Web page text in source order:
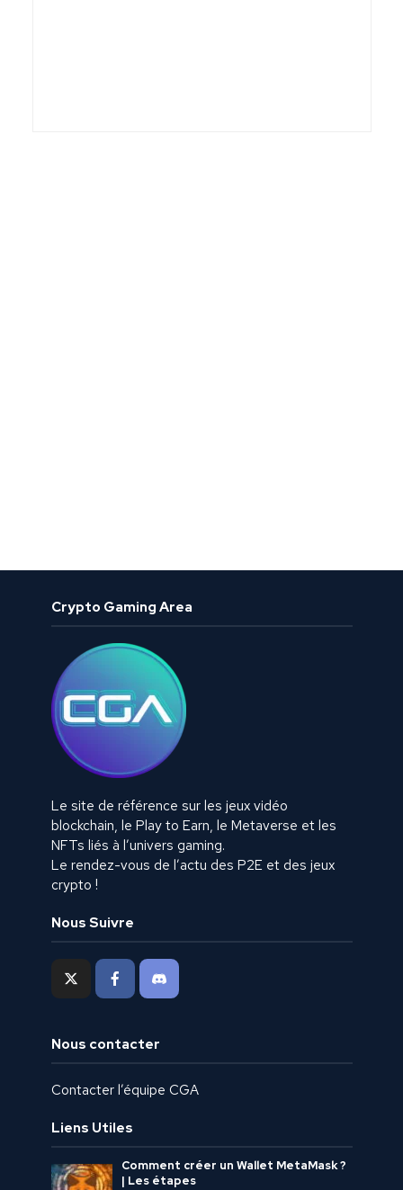
Crypto Gaming Area
Le site de référence sur les jeux vidéo
blockchain, le Play to Earn, le Metaverse et les
NFTs liés à l’univers gaming.
Le rendez-vous de l’actu des P2E et des jeux
crypto !
Nous Suivre
Nous contacter
Contacter l’équipe CGA
Liens Utiles
Comment créer un Wallet MetaMask ?
| Les étapes